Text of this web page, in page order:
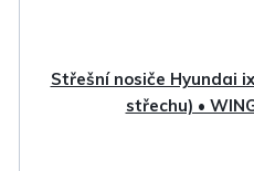
Střešní nosiče Hyundai
střechu) •